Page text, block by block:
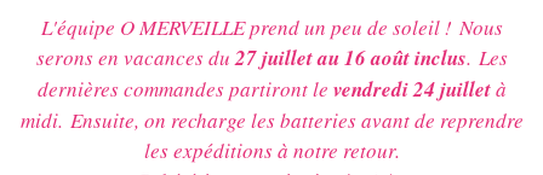
L'équipe O MERVEILLE prend un peu de soleil ! Nous
serons en vacances du27 juillet au 16 août inclus. Les
dernières commandes partiront le vendredi 24 juilletà
midi. Ensuite, on recharge les batteries avant de reprendre
les expéditions à notre retour.